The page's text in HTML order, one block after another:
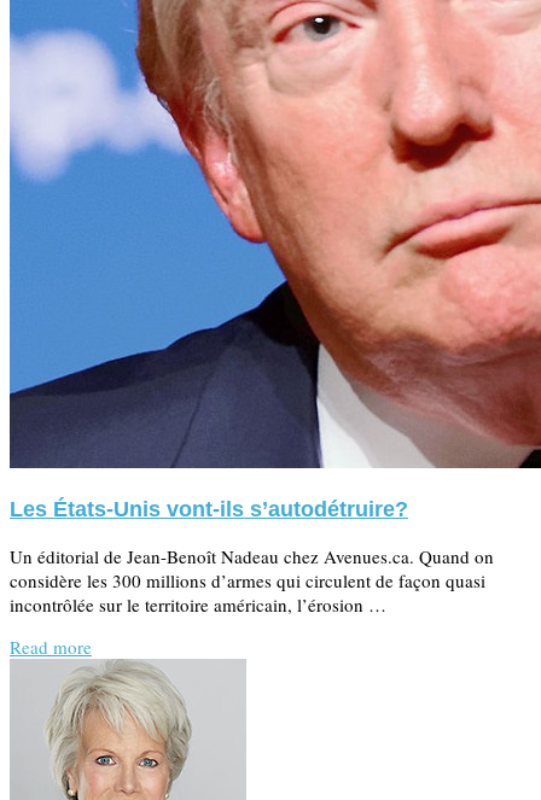
Les États-Unis vont-ils s’autodétruire?
Un éditorial de Jean-Benoît Nadeau chez Avenues.ca. Quand on
considère les 300 millions d’armes qui circulent de façon quasi
incontrôlée sur le territoire américain, l’érosion …
Read more